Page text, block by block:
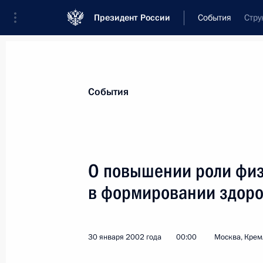
Президент России События
Новости
Послания Федеральному Собранию
Заявления по важнейшим вопросам
Речи и обращения
События
О повышении роли
в формировании
30 января 2002 года 00:00 Москва,